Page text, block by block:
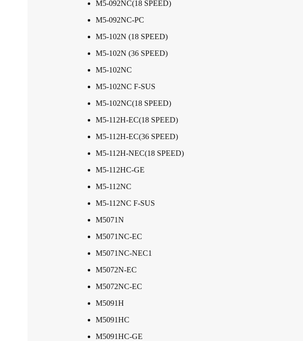
M5-092NC(18 SPEED)
M5-092NC-PC
M5-102N (18 SPEED)
M5-102N (36 SPEED)
M5-102NC
M5-102NC F-SUS
M5-102NC(18 SPEED)
M5-112H-EC(18 SPEED)
M5-112H-EC(36 SPEED)
M5-112H-NEC(18 SPEED)
M5-112HC-GE
M5-112NC
M5-112NC F-SUS
M5071N
M5071NC-EC
M5071NC-NEC1
M5072N-EC
M5072NC-EC
M5091H
M5091HC
M5091HC-GE